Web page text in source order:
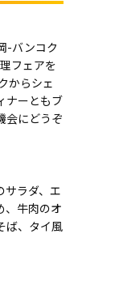
-バンコク
フェアを
からシェ
ナーともブ
会にどうぞ
サラダ、エ
、牛肉のオ
ば、タイ風